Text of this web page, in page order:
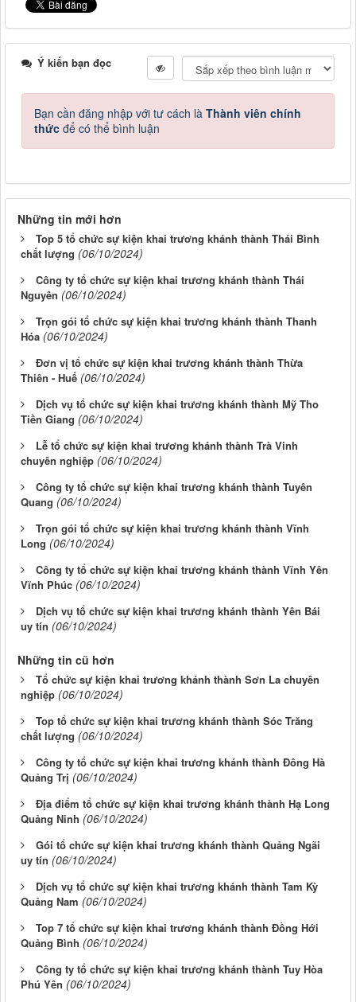
Ý kiến bạn đọc
Bạn cần đăng nhập với tư cách là Thành viên chính
thức để có thể bình luận
Những tin mới hơn
Top 5 tổ chức sự kiện khai trương khánh thành Thái Bình
chất lượng (06/10/2024)
Công ty tổ chức sự kiện khai trương khánh thành Thái
Nguyên (06/10/2024)
Trọn gói tổ chức sự kiện khai trương khánh thành Thanh
Hóa (06/10/2024)
Đơn vị tổ chức sự kiện khai trương khánh thành Thừa
Thiên - Huế (06/10/2024)
Dịch vụ tổ chức sự kiện khai trương khánh thành Mỹ Tho
Tiền Giang (06/10/2024)
Lễ tổ chức sự kiện khai trương khánh thành Trà Vinh
chuyên nghiệp (06/10/2024)
Công ty tổ chức sự kiện khai trương khánh thành Tuyên
Quang (06/10/2024)
Trọn gói tổ chức sự kiện khai trương khánh thành Vĩnh
Long (06/10/2024)
Công ty tổ chức sự kiện khai trương khánh thành Vĩnh Yên
Vĩnh Phúc (06/10/2024)
Dịch vụ tổ chức sự kiện khai trương khánh thành Yên Bái
uy tín (06/10/2024)
Những tin cũ hơn
Tổ chức sự kiện khai trương khánh thành Sơn La chuyên
nghiệp (06/10/2024)
Top tổ chức sự kiện khai trương khánh thành Sóc Trăng
chất lượng (06/10/2024)
Công ty tổ chức sự kiện khai trương khánh thành Đông Hà
Quảng Trị (06/10/2024)
Địa điểm tổ chức sự kiện khai trương khánh thành Hạ Long
Quảng Ninh (06/10/2024)
Gói tổ chức sự kiện khai trương khánh thành Quảng Ngãi
uy tín (06/10/2024)
Dịch vụ tổ chức sự kiện khai trương khánh thành Tam Kỳ
Quảng Nam (06/10/2024)
Top 7 tổ chức sự kiện khai trương khánh thành Đồng Hới
Quảng Bình (06/10/2024)
Công ty tổ chức sự kiện khai trương khánh thành Tuy Hòa
Phú Yên (06/10/2024)